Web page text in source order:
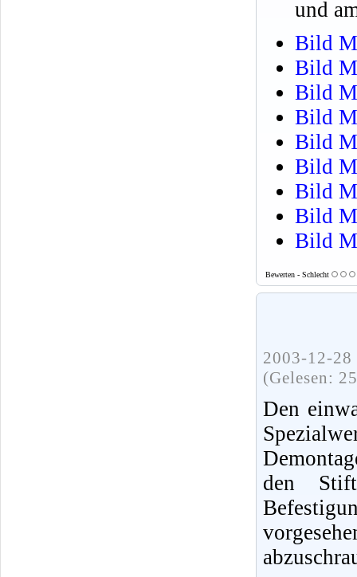
und
Bild
Bild
Bild
Bild M
Bild
Bild M
Bild M
Bild
Bild
Bewerten - Schlecht
2003-12-
(Gelesen:
Den
den